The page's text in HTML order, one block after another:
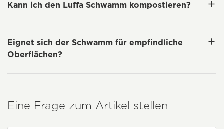
Kann ich den Luffa Schwamm kompostieren?
Eignet sich der Schwamm für empfindliche
Oberflächen?
Eine Frage zum Artikel stellen